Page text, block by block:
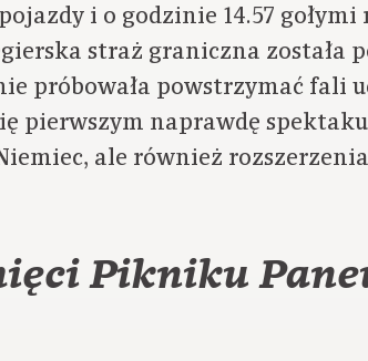
i o godzinie 14.57
straż graniczna została
próbowała powstrzymać fali
pierwszym naprawdę
ale również
Pikniku